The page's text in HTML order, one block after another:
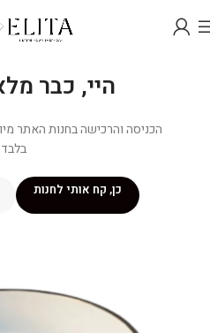
היי, כבר מלאו
בלבד.
כן, קח אותי לחנות